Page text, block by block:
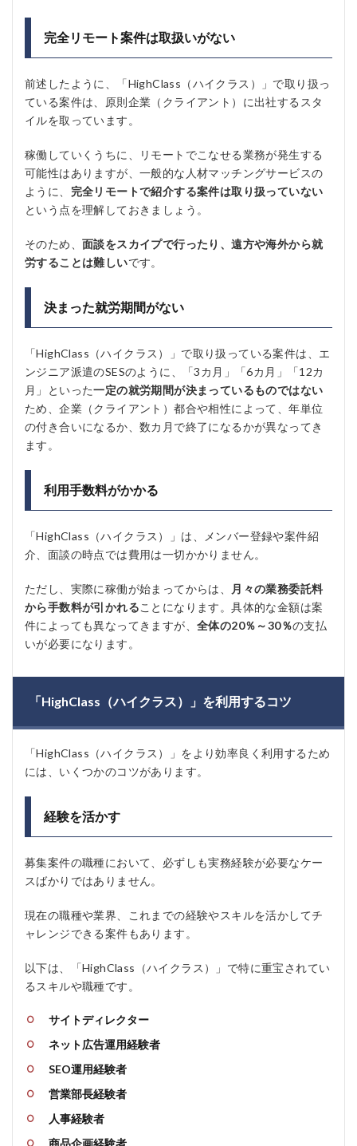
完全リモート案件は取扱いがない
前述したように、「HighClass（ハイクラス）」で取り扱っ
ている案件は、原則企業（クライアント）に出社するスタ
イルを取っています。
稼働していくうちに、リモートでこなせる業務が発生する
可能性はありますが、一般的な人材マッチングサービスの
ように、 完全リモートで紹介する案件は取り扱っていない
という点を理解しておきましょう。
そのため、 面談をスカイプで行ったり、遠方や海外から就
労することは難しいです。
決まった就労期間がない
「HighClass（ハイクラス）」で取り扱っている案件は、エ
ンジニア派遣のSESのように、「3カ月」「6カ月」「12カ
月」といった一定の就労期間が決まっているものではない
ため、企業（クライアント）都合や相性によって、年単位
の付き合いになるか、数カ月で終了になるかが異なってき
ます。
利用手数料がかかる
「HighClass（ハイクラス）」は、メンバー登録や案件紹
介、面談の時点では費用は一切かかりません。
ただし、実際に稼働が始まってからは、
月々の業務委託料
から手数料が引かれることになります。具体的な金額は案
件によっても異なってきますが、 全体の20％～30％の支払
いが必要になります。
「HighClass（ハイクラス）」を利用するコツ
「HighClass（ハイクラス）」をより効率良く利用するため
には、いくつかのコツがあります。
経験を活かす
募集案件の職種において、必ずしも実務経験が必要なケー
スばかりではありません。
現在の職種や業界、これまでの経験やスキルを活かしてチ
ャレンジできる案件もあります。
以下は、「HighClass（ハイクラス）」で特に重宝されてい
るスキルや職種です。
サイトディレクター
ネット広告運用経験者
SEO運用経験者
営業部長経験者
人事経験者
商品企画経験者